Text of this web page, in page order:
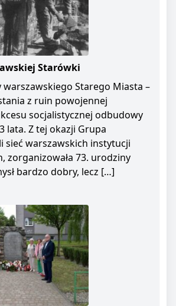
Starówki
Starego Miasta –
z ruin powojennej
socjalistycznej odbudowy
lata. Z tej okazji Grupa
sieć warszawskich instytucji
zorganizowała 73. urodziny
bardzo dobry, lecz […]